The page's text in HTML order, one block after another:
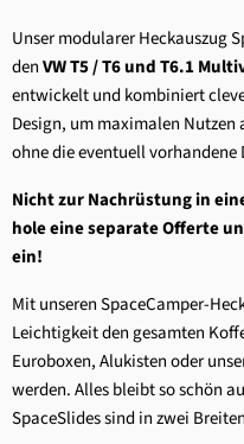
Unser modularer Heckauszug
denVW T5 / T6 und T6.1
entwickelt und kombiniert
Design, um maximalen Nutzen
ohne die eventuell
Nicht zur Nachrüstung in
hole eine separate Offerte
ein!
Mit unseren SpaceCamper-
Leichtigkeit den gesamten
Euroboxen, Alukisten oder
werden. Alles bleibt so schön
SpaceSlides sind in zwei